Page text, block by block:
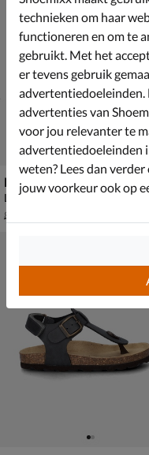
New Balance 480
Lage sneakers - blauw
van € 84,99 vanaf € 48,99
84
technieken om haar
functioneren en om te
gebruikt. Met het
er tevens gebruik
advertenties van
voor jou relevanter te
advertentiedoeleinden
weten? Lees dan verder
jouw voorkeur ook op